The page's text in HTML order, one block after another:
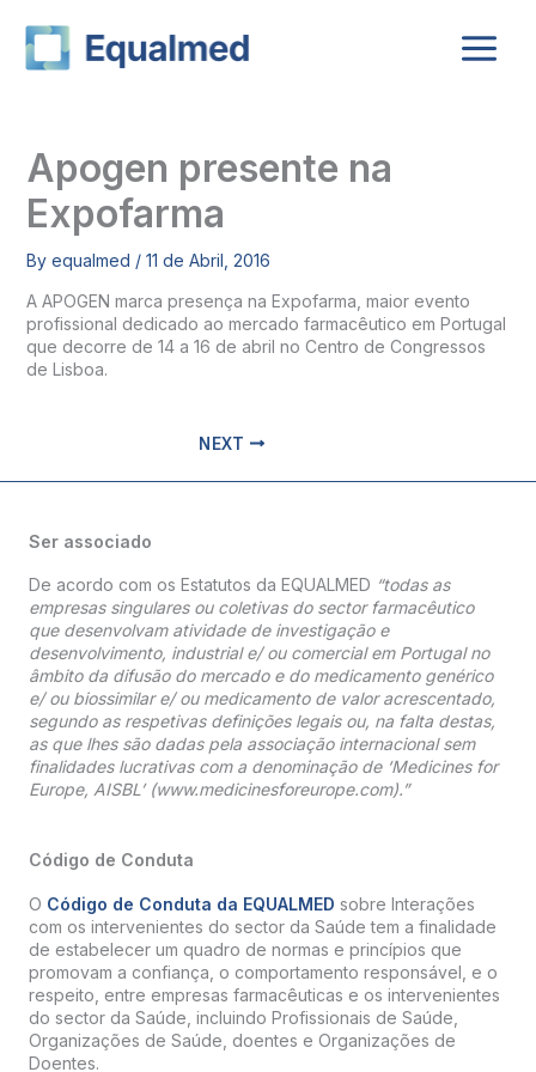
content
Apogen presente na
Expofarma
By equalmed / 11 de Abril, 2016
A APOGEN marca presença na Expofarma, maior evento
profissional dedicado ao mercado farmacêutico em Portugal
que decorre de 14 a 16 de abril no Centro de Congressos
de Lisboa.
NEXT
Ser associado
De acordo com os Estatutos da EQUALMED “todas as
empresas singulares ou coletivas do sector farmacêutico
que desenvolvam atividade de investigação e
desenvolvimento, industrial e/ ou comercial em Portugal no
âmbito da difusão do mercado e do medicamento genérico
e/ ou biossimilar e/ ou medicamento de valor acrescentado,
segundo as respetivas definições legais ou, na falta destas,
as que lhes são dadas pela associação internacional sem
finalidades lucrativas com a denominação de ‘Medicines for
Europe, AISBL’ (www.medicinesforeurope.com).”
Código de Conduta
O Código de Conduta da EQUALMED sobre Interações
com os intervenientes do sector da Saúde tem a finalidade
de estabelecer um quadro de normas e princípios que
promovam a confiança, o comportamento responsável, e o
respeito, entre empresas farmacêuticas e os intervenientes
do sector da Saúde, incluindo Profissionais de Saúde,
Organizações de Saúde, doentes e Organizações de
Doentes.